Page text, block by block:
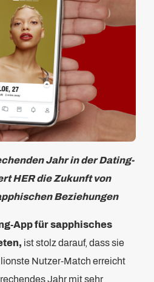
Jahr in der Dating-
HER die Zukunft von
Beziehungen
App für sapphisches
ist stolz darauf, dass sie
Nutzer-Match erreicht
Jahr mit sehr